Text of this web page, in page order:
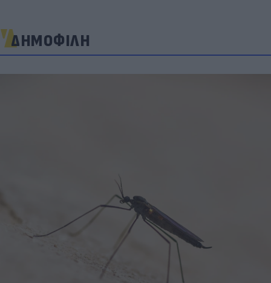
ΔΗΜΟΦΙΛΗ